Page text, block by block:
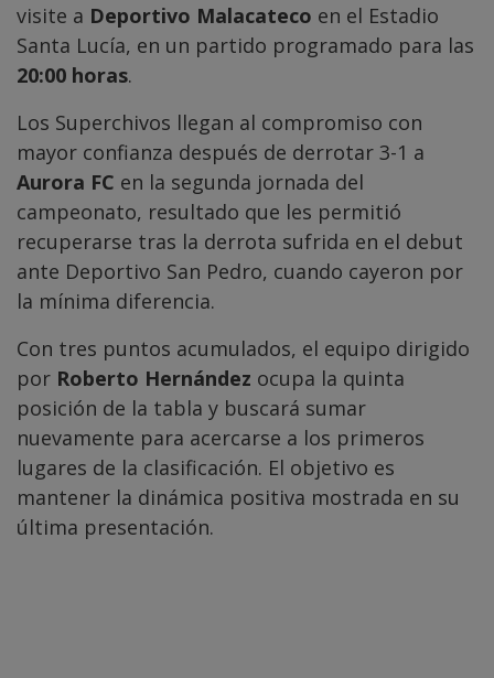
visite a Deportivo Malacateco en el Estadio
Santa Lucía, en un partido programado para las
20:00 horas.
Los Superchivos llegan al compromiso con
mayor confianza después de derrotar 3-1 a
Aurora FC en la segunda jornada del
campeonato, resultado que les permitió
recuperarse tras la derrota sufrida en el debut
ante Deportivo San Pedro, cuando cayeron por
la mínima diferencia.
Con tres puntos acumulados, el equipo dirigido
por Roberto Hernández ocupa la quinta
posición de la tabla y buscará sumar
nuevamente para acercarse a los primeros
lugares de la clasificación. El objetivo es
mantener la dinámica positiva mostrada en su
última presentación.